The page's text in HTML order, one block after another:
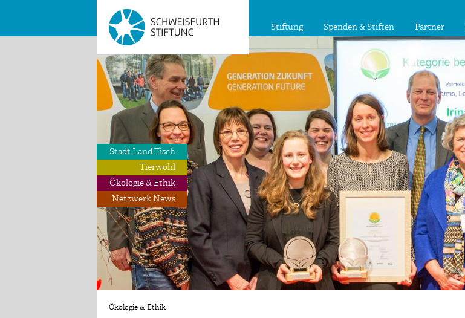
Stiftung Spenden & Stiften Partner
Stadt Land Tisch
Tierwohl
Ökologie & Ethik
Netzwerk News
Ökologie & Ethik